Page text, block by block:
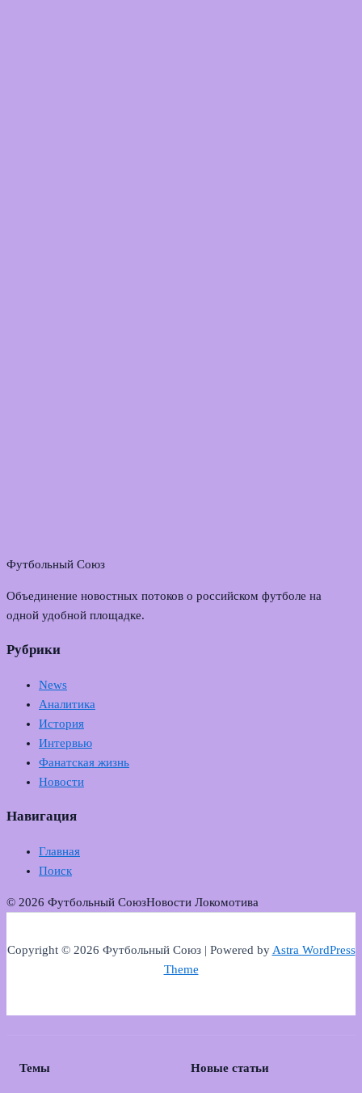
Футбольный Союз
Объединение новостных потоков о российском футболе на
одной удобной площадке.
Рубрики
News
Аналитика
История
Интервью
Фанатская жизнь
Новости
Навигация
Главная
Поиск
© 2026 Футбольный СоюзНовости Локомотива
Copyright © 2026 Футбольный Союз | Powered byAstra WordPress
Theme
Темы Новые статьи